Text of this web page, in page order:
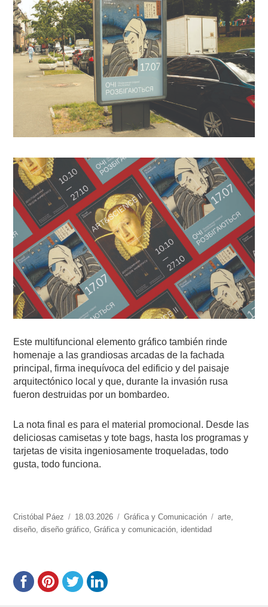
Este multifuncional elemento gráfico también rinde
homenaje a las grandiosas arcadas de la fachada
principal, firma inequívoca del edificio y del paisaje
arquitectónico local y que, durante la invasión rusa
fueron destruidas por un bombardeo.
La nota final es para el material promocional. Desde las
deliciosas camisetas y tote bags, hasta los programas y
tarjetas de visita ingeniosamente troqueladas, todo
gusta, todo funciona.
https://www.experimenta.es/author/cristobal-
paez/
Cristóbal Páez
Publicado
el
18.03.2026 Categorías
Gráfica y Comunicación Etiquetas
arte
diseño ,diseño gráfico ,Gráfica y comunicación identidad